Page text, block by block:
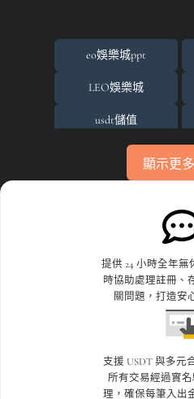
場中投注基礎邏輯與核
娛樂城
娛樂城代理
娛樂城活動
娛樂城詐騙
淘金娛樂城
百家樂破解
百家樂遊戲
真人荷官
eo娛樂城ppt
LEO娛樂城
usdt儲值
usdt娛樂城體驗金
世足賽下注
九州娛樂城評價
顯示更
提供 24 小時全年無
時協助處理註冊、
關問題，打造安
支援 USDT 與多元
所有交易經過實
理，確保每筆入出